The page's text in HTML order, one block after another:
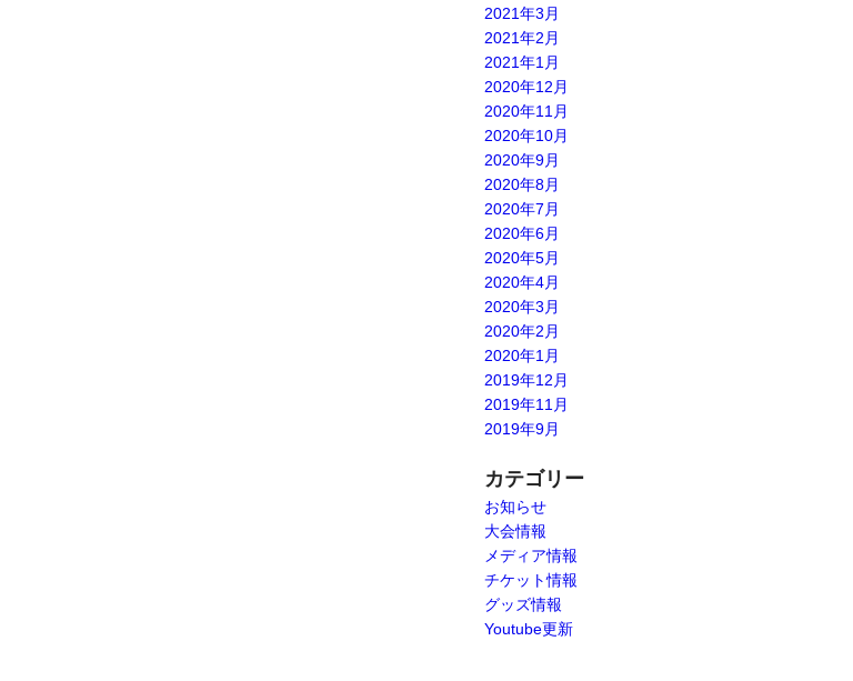
2021年3月
2021年2月
2021年1月
2020年12月
2020年11月
2020年10月
2020年9月
2020年8月
2020年7月
2020年6月
2020年5月
2020年4月
2020年3月
2020年2月
2020年1月
2019年12月
2019年11月
2019年9月
カテゴリー
お知らせ
大会情報
メディア情報
チケット情報
グッズ情報
Youtube更新